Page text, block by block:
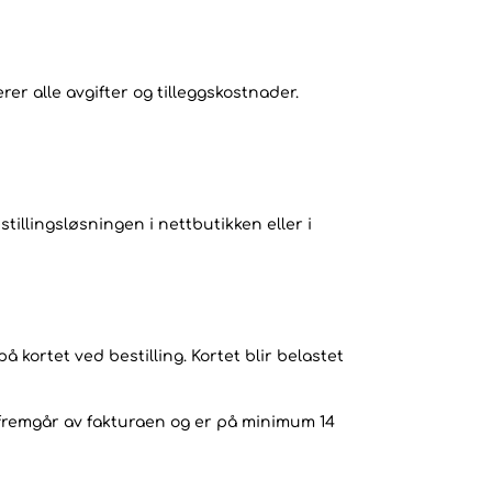
alle avgifter og tilleggskostnader.
i nettbutikken eller i
kortet ved bestilling. Kortet blir belastet
av fakturaen og er på minimum 14